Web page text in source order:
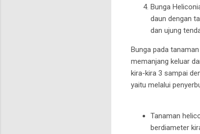
Bunga
daun dengan
dan ujung
Bunga pada
memanjang keluar
kira-kira 3 sampai
yaitu melalui
Tanaman
berdiameter